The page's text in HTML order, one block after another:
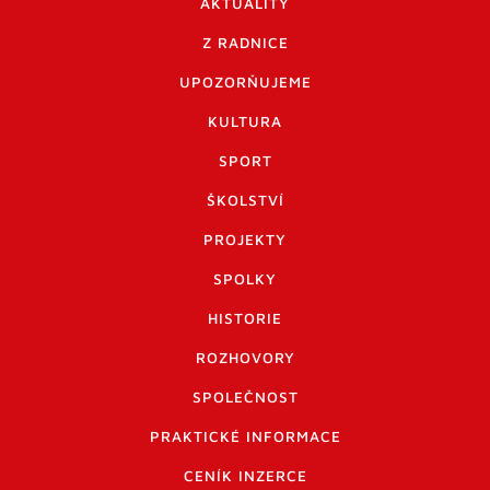
Z RADNICE
UPOZORŇUJEME
KULTURA
SPORT
ŠKOLSTVÍ
PROJEKTY
SPOLKY
HISTORIE
ROZHOVORY
SPOLEČNOST
PRAKTICKÉ INFORMACE
CENÍK INZERCE